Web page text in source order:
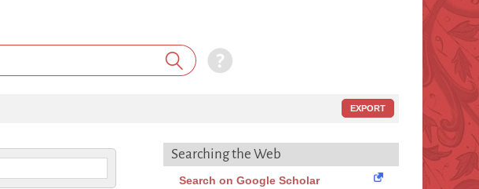
EXPORT
Searching the Web
Search on Google Scholar